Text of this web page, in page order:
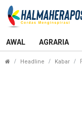
AWAL AGRARIA
Headline Kabar